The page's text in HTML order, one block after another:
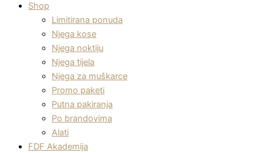
Shop
Limitirana ponuda
Njega kose
Njega noktiju
Njega tijela
Njega za muškarce
Promo paketi
Putna pakiranja
Po brandovima
Alati
FDF Akademija